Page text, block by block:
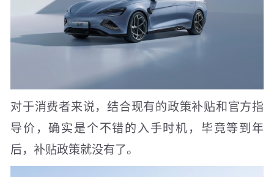
对于消费者来说，结合现有的政策补贴和官方指
导价，确实是个不错的入手时机，毕竟等到年
后，补贴政策就没有了。